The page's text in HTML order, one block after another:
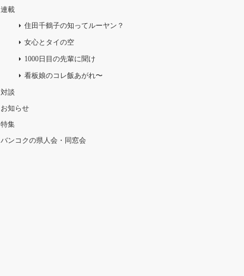
連載
住田千鶴子の知ってルーヤン？
女心とタイの空
1000日目の先輩に聞け
看板娘のコレ飯あがれ〜
対談
お知らせ
特集
バンコクの県人会・同窓会